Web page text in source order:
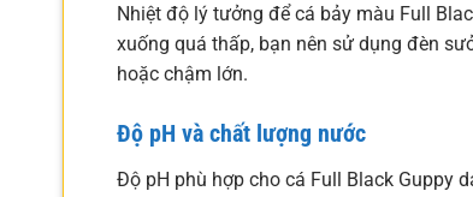
Nhiệt độ lý tưởng để cá bảy màu Full
xuống quá thấp, bạn nên sử dụng đèn
hoặc chậm lớn.
Độ pH và chất lượng nước
Độ pH phù hợp cho cá Full Black Guppy